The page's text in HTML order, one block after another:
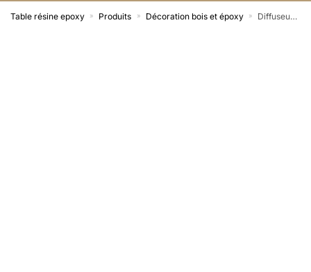
Table résine epoxy » Produits » Décoration bois et époxy » Diffuseur d’huiles essentielles en bois et époxy